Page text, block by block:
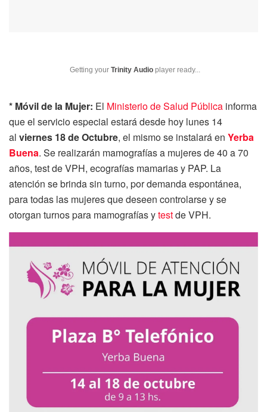
Getting your Trinity Audio player ready...
* Móvil de la Mujer: El Ministerio de Salud Pública informa
que el servicio especial estará desde hoy lunes 14
al viernes 18 de Octubre, el mismo se instalará en Yerba
Buena. Se realizarán mamografías a mujeres de 40 a 70
años, test de VPH, ecografías mamarias y PAP. La
atención se brinda sin turno, por demanda espontánea,
para todas las mujeres que deseen controlarse y se
otorgan turnos para mamografías ytestde VPH.